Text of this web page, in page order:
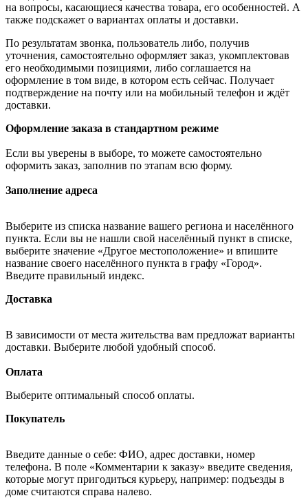
на вопросы, касающиеся качества товара, его особенностей. А
также подскажет о вариантах оплаты и доставки.
По результатам звонка, пользователь либо, получив
уточнения, самостоятельно оформляет заказ, укомплектовав
его необходимыми позициями, либо соглашается на
оформление в том виде, в котором есть сейчас. Получает
подтверждение на почту или на мобильный телефон и ждёт
доставки.
Оформление заказа в стандартном режиме
Если вы уверены в выборе, то можете самостоятельно
оформить заказ, заполнив по этапам всю форму.
Заполнение адреса
Выберите из списка название вашего региона и населённого
пункта. Если вы не нашли свой населённый пункт в списке,
выберите значение «Другое местоположение» и впишите
название своего населённого пункта в графу «Город».
Введите правильный индекс.
Доставка
В зависимости от места жительства вам предложат варианты
доставки. Выберите любой удобный способ.
Оплата
Выберите оптимальный способ оплаты.
Покупатель
Введите данные о себе: ФИО, адрес доставки, номер
телефона. В поле «Комментарии к заказу» введите сведения,
которые могут пригодиться курьеру, например: подъезды в
доме считаются справа налево.